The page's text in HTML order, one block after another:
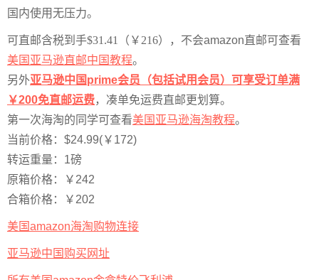
国内使用无压力。
可直邮含税到手$31.41（￥216）， 不会amazon直邮可查看
美国亚马逊直邮中国教程。
另外亚马逊中国prime会员（包括试用会员）可享受订单满
￥200免直邮运费，凑单免运费直邮更划算。
第一次海淘的同学可查看美国亚马逊海淘教程。
当前价格：$24.99(￥172)
转运重量：1磅
原箱价格：￥242
合箱价格：￥202
美国amazon海淘购物连接
亚马逊中国购买网址